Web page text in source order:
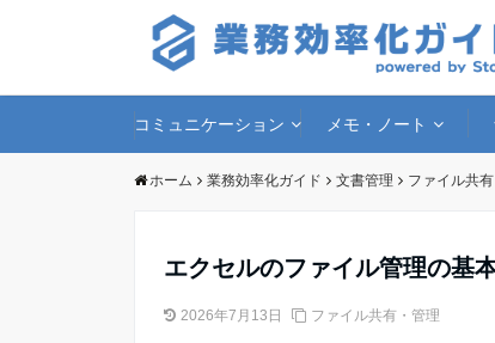
コミュニケーション メモ・ノート
ホーム 業務効率化ガイド 文書管理 ファイル共
エクセルのファイル管理の基
2026年7月13日 ファイル共有・管理